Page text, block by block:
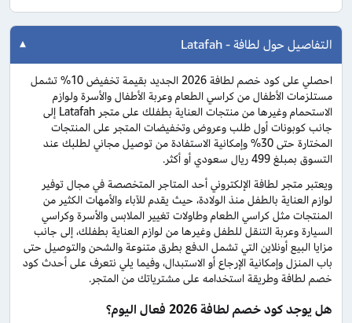
التفاصيل حول لطافة - Latafah
احصلي على كود خصم لطافة 2026 الجديد بقيمة تخفيض 10% تشمل
مستلزمات الأطفال من كراسي الطعام وعربة الأطفال والأسرة ولوازم
الاستحمام وغيرها من منتجات العناية بطفلك على متجر Latafah إلى
جانب كوبونات أول طلب وعروض وتخفيضات المتجر على المنتجات
المختارة حتى 30% وإمكانية الاستفادة من توصيل مجاني لطلبك عند
التسوق بمبلغ 499 ريال سعودي أو أكثر.
ويعتبر متجر لطافة الإلكتروني أحد المتاجر المتخصصة في مجال توفير
لوازم العناية بالطفل منذ الولادة، حيث يقدم للآباء والأمهات الكثير من
المنتجات مثل كراسي الطعام وطاولات تغيير الملابس والأسرة وكراسي
السيارة وعربة التنقل للطفل وغيرها من لوازم العناية بطفلك، إلى جانب
مزايا البيع أونلاين التي تشمل الدفع بطرق متنوعة والشحن والتوصيل حتى
باب المنزل وإمكانية الإرجاع أو الاستبدال، وفيما يلي نتعرف على أحدث كود
خصم لطافة وطريقة استخدامه على مشترياتك من المتجر.
هل يوجد كود خصم لطافة 2026 فعال اليوم؟